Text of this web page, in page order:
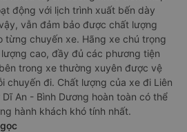
động với lịch trình xuất bến dày
vẫn đảm bảo được chất lượng
từng chuyến xe. Hãng xe chú trọng
cao, đầy đủ các phương tiện
trong xe thường xuyên được vệ
chuyến đi. Chất lượng của xe đi Liên
An - Bình Dương hoàn toàn có thể
hành khách khó tính nhất.